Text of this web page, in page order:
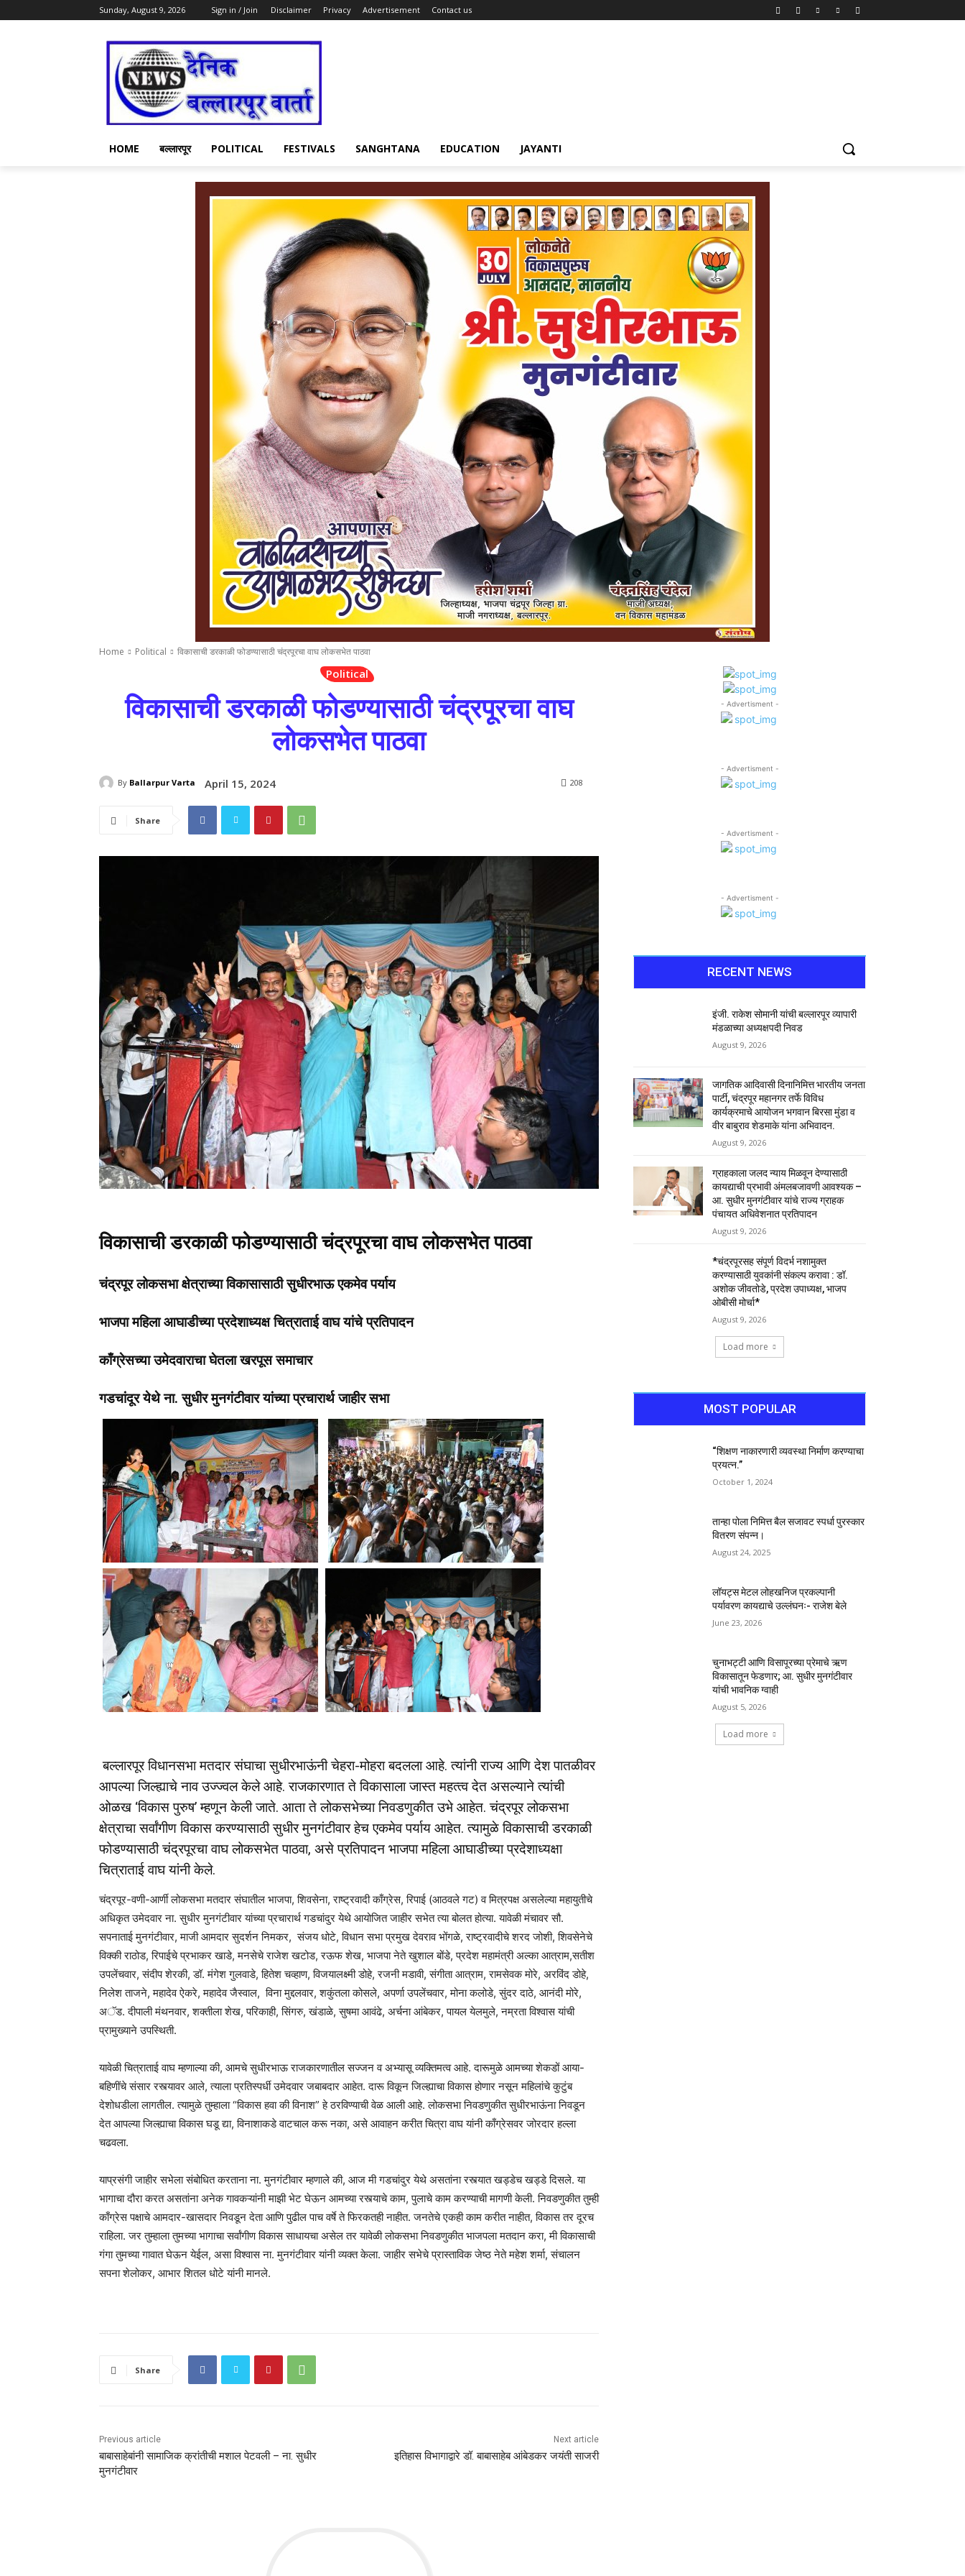
Sunday, August 9, 2026 Sign in / Join Disclaimer Privacy Advertisement Contact us
HOME बल्लारपूर POLITICAL FESTIVALS SANGHTANA EDUCATION JAYANTI
Home Political विकासाची डरकाळी फोडण्यासाठी चंद्रपूरचा वाघ लोकसभेत पाठवा
Political
विकासाची डरकाळी फोडण्यासाठी चंद्रपूरचा वाघ
लोकसभेत पाठवा
By Ballarpur Varta April 15, 2024 208
Share
विकासाची डरकाळी फोडण्यासाठी चंद्रपूरचा वाघ लोकसभेत पाठवा
चंद्रपूर लोकसभा क्षेत्राच्‍या विकासासाठी सुधीरभाऊ एकमेव पर्याय
भाजपा महिला आघाडीच्या प्रदेशाध्यक्ष चित्राताई वाघ यांचे प्रतिपादन
काँग्रेसच्या उमेदवाराचा घेतला खरपूस समाचार
गडचांदूर येथे ना. सुधीर मुनगंटीवार यांच्या प्रचारार्थ जाहीर सभा
बल्लारपूर विधानसभा मतदार संघाचा सुधीरभाऊंनी चेहरा-मोहरा बदलला आहे. त्यांनी राज्य आणि देश पातळीवर
आपल्या जिल्ह्याचे नाव उज्ज्वल केले आहे. राजकारणात ते विकासाला जास्त महत्‍त्व देत असल्याने त्यांची
ओळख ‘विकास पुरुष’ म्हणून केली जाते. आता ते लोकसभेच्या निवडणुकीत उभे आहेत. चंद्रपूर लोकसभा
क्षेत्राचा सर्वांगीण विकास करण्यासाठी सुधीर मुनगंटीवार हेच एकमेव पर्याय आहेत. त्यामुळे विकासाची डरकाळी
फोडण्यासाठी चंद्रपूरचा वाघ लोकसभेत पाठवा, असे प्रतिपादन भाजपा महिला आघाडीच्या प्रदेशाध्यक्षा
चित्राताई वाघ यांनी केले.
चंद्रपूर-वणी-आर्णी लोकसभा मतदार संघातील भाजपा, शिवसेना, राष्ट्रवादी काँग्रेस, रिपाई (आठवले गट) व मित्रपक्ष असलेल्या महायुतीचे
अधिकृत उमेदवार ना. सुधीर मुनगंटीवार यांच्या प्रचारार्थ गडचांदुर येथे आयोजित जाहीर सभेत त्या बोलत होत्या. यावेळी मंचावर सौ.
सपनाताई मुनगंटीवार, माजी आमदार सुदर्शन निमकर, संजय धोटे, विधान सभा प्रमुख देवराव भोंगळे, राष्ट्रवादीचे शरद जोशी, शिवसेनेचे
विक्की राठोड, रिपाईचे प्रभाकर खाडे, मनसेचे राजेश खटोड, रऊफ शेख, भाजपा नेते खुशाल बोंडे, प्रदेश महामंत्री अल्का आत्राम,सतीश
उपलेंचवार, संदीप शेरकी, डॉ. मंगेश गुलवाडे, हितेश चव्हाण, विजयालक्ष्मी डोहे, रजनी मडावी, संगीता आत्राम, रामसेवक मोरे, अरविंद डोहे,
निलेश ताजने, महादेव ऐकरे, महादेव जैस्वाल, विना मुद्दलवार, शकुंतला कोसले, अपर्णा उपलेंचवार, मोना कलोडे, सुंदर दाठे, आनंदी मोरे,
अॅड. दीपाली मंथनवार, शक्तीला शेख, परिकाही, सिंगरु, खंडाळे, सुषमा आवंढे, अर्चना आंबेकर, पायल येलमुले, नम्रता विश्वास यांची
प्रामुख्‍याने उपस्थिती.
यावेळी चित्राताई वाघ म्हणाल्या की, आमचे सुधीरभाऊ राजकारणातील सज्जन व अभ्‍यासू व्यक्तिमत्व आहे. दारूमुळे आमच्या शेकडों आया-
बहिणींचे संसार रस्त्यावर आले, त्‍याला प्रतिस्पर्धी उमेदवार जबाबदार आहेत. दारू विकून जिल्ह्याचा विकास होणार नसून महिलांचे कुटुंब
देशोधडीला लागतील. त्यामुळे तुम्हाला “विकास हवा की विनाश” हे ठरविण्याची वेळ आली आहे. लोकसभा निवडणुकीत सुधीरभाऊंना निवडून
देत आपल्या जिल्ह्याचा विकास घडू द्या, विनाशाकडे वाटचाल करू नका, असे आवाहन करीत चित्रा वाघ यांनी काँग्रेसवर जोरदार हल्ला
चढवला.
याप्रसंगी जाहीर सभेला संबोधित करताना ना. मुनगंटीवार म्हणाले की, आज मी गडचांदुर येथे असतांना रस्त्यात खड्डेच खड्डे दिसले. या
भागाचा दौरा करत असतांना अनेक गावकऱ्यांनी माझी भेट घेऊन आमच्या रस्त्याचे काम, पुलाचे काम करण्याची मागणी केली. निवडणुकीत तुम्ही
काँग्रेस पक्षाचे आमदार-खासदार निवडून देता आणि पुढील पाच वर्षे ते फिरकतही नाहीत. जनतेचे एकही काम करीत नाहीत, विकास तर दूरच
राहिला. जर तुम्हाला तुमच्या भागाचा सर्वांगीण विकास साधायचा असेल तर यावेळी लोकसभा निवडणुकीत भाजपला मतदान करा, मी विकासाची
गंगा तुमच्या गावात घेऊन येईल, असा विश्वास ना. मुनगंटीवार यांनी व्यक्त केला. जाहीर सभेचे प्रास्ताविक जेष्ठ नेते महेश शर्मा, संचालन
सपना शेलोकर, आभार शितल धोटे यांनी मानले.
Share
Previous article
बाबासाहेबांनी सामाजिक क्रांतीची मशाल पेटवली – ना. सुधीर
मुनगंटीवार
Next article
इतिहास विभागाद्वारे डॉ. बाबासाहेब आंबेडकर जयंती साजरी
- Advertisment -
- Advertisment -
- Advertisment -
- Advertisment -
RECENT NEWS
इंजी. राकेश सोमानी यांची बल्लारपूर व्यापारी
मंडळाच्या अध्यक्षपदी निवड
August 9, 2026
जागतिक आदिवासी दिनानिमित्त भारतीय जनता
पार्टी, चंद्रपूर महानगर तर्फे विविध
कार्यक्रमाचे आयोजन भगवान बिरसा मुंडा व
वीर बाबुराव शेडमाके यांना अभिवादन.
August 9, 2026
ग्राहकाला जलद न्याय मिळवून देण्यासाठी
कायद्याची प्रभावी अंमलबजावणी आवश्यक –
आ. सुधीर मुनगंटीवार यांचे राज्य ग्राहक
पंचायत अधिवेशनात प्रतिपादन
August 9, 2026
*चंद्रपूरसह संपूर्ण विदर्भ नशामुक्त
करण्यासाठी युवकांनी संकल्प करावा : डॉ.
अशोक जीवतोडे, प्रदेश उपाध्यक्ष, भाजप
ओबीसी मोर्चा*
August 9, 2026
Load more
MOST POPULAR
“शिक्षण नाकारणारी व्यवस्था निर्माण करण्याचा
प्रयत्न.”
October 1, 2024
तान्हा पोला निमित्त बैल सजावट स्पर्धा पुरस्कार
वितरण संपन्न।
August 24, 2025
लॉयट्स मेटल लोहखनिज प्रकल्पानी
पर्यावरण कायद्याचे उल्लंघनः- राजेश बेले
June 23, 2026
चुनाभट्टी आणि विसापूरच्या प्रेमाचे ऋण
विकासातून फेडणार; आ. सुधीर मुनगंटीवार
यांची भावनिक ग्वाही
August 5, 2026
Load more